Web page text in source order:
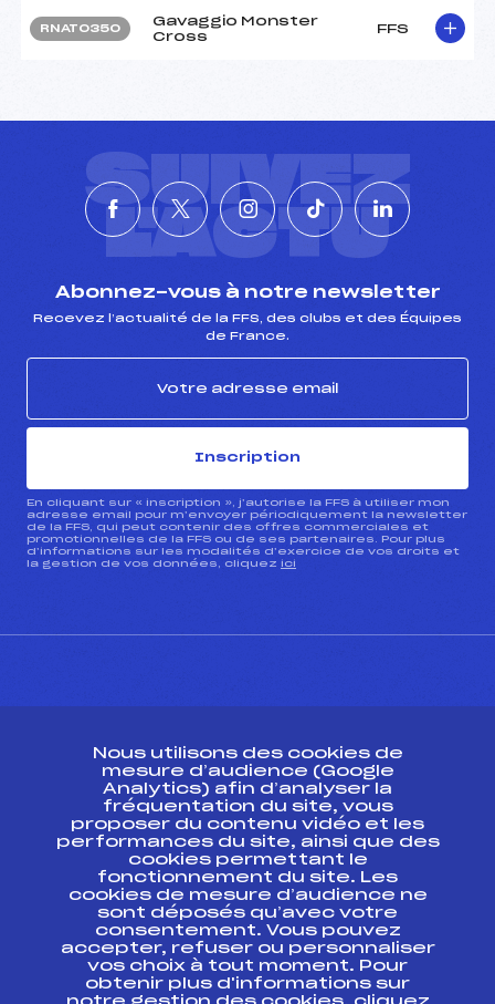
RNAT0350
Gavaggio Monster
Cross
FFS
SUIVEZ
L'ACTU
Abonnez-vous à notre newsletter
Recevez l’actualité de la FFS, des clubs et des Équipes
de France.
Inscription
En cliquant sur « inscription », j’autorise la FFS à utiliser mon
adresse email pour m’envoyer périodiquement la newsletter
de la FFS, qui peut contenir des offres commerciales et
promotionnelles de la FFS ou de ses partenaires. Pour plus
d’informations sur les modalités d’exercice de vos droits et
la gestion de vos données, cliquez ici
ESPACE PRESSE
Ressources
Pass’Neige
Projet sportif fédéral
Projet de performance fédéral
Antidopage
Pôle Développement, Formation, Suivi
Scientifique
Listes ministérielles
Nous utilisons des cookies de
mesure d’audience (Google
Analytics) afin d’analyser la
fréquentation du site, vous
proposer du contenu vidéo et les
performances du site, ainsi que des
cookies permettant le
fonctionnement du site. Les
cookies de mesure d’audience ne
sont déposés qu’avec votre
consentement. Vous pouvez
accepter, refuser ou personnaliser
vos choix à tout moment. Pour
obtenir plus d'informations sur